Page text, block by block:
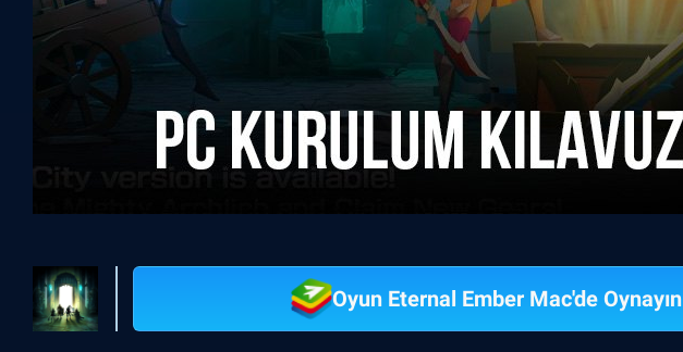
Oyun Eternal Ember Mac'de Oynayın